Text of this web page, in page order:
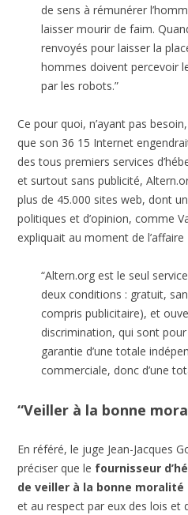
de sens à rémunérer
laisser mourir de faim.
renvoyés pour laisser la
hommes doivent percevoir
par les robots.”
Ce pour quoi, n’ayant pas
que son 36 15 Internet
des tous premiers services
et surtout sans publicité,
plus de 45.000 sites web, dont
politiques et d’opinion, comme
expliquait au moment de l’affaire
“Altern.org est le seul
deux conditions : gratuit,
compris publicitaire), et
discrimination, qui sont pour
garantie d’une totale
commerciale, donc d’une
“Veiller à la bonne
En référé, le juge Jean-Jacques
préciser que le fournisseur
de veiller à la bonne moralité
et au respect par eux des lois et